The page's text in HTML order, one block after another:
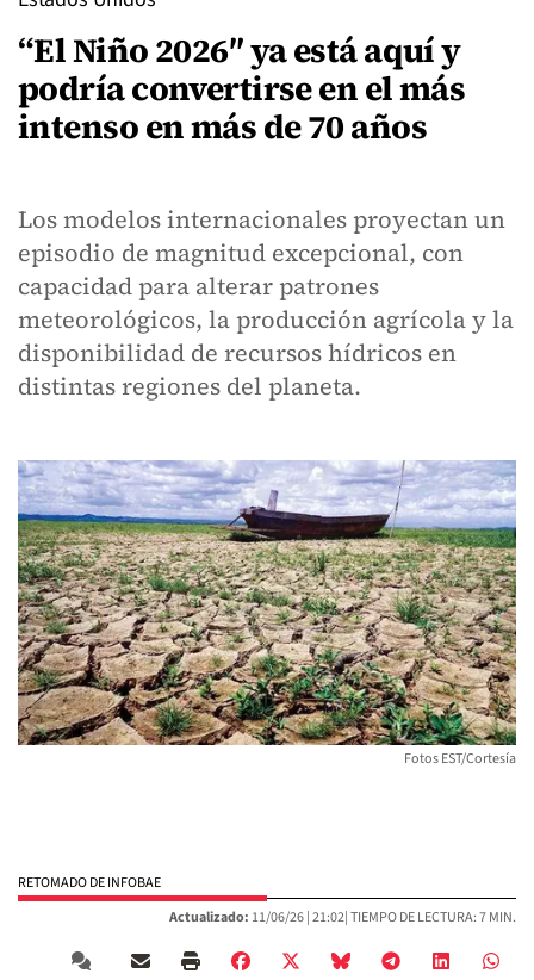
“El Niño 2026″ ya está aquí y
podría convertirse en el más
intenso en más de 70 años
Los modelos internacionales proyectan un
episodio de magnitud excepcional, con
capacidad para alterar patrones
meteorológicos, la producción agrícola y la
disponibilidad de recursos hídricos en
distintas regiones del planeta.
Fotos EST/Cortesía
RETOMADO DE INFOBAE
Actualizado: 11/06/26 |21:02| TIEMPO DE LECTURA: 7 MIN.